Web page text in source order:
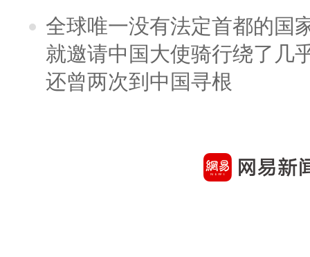
全球唯一没有法定首都的国
就邀请中国大使骑行绕了几
还曾两次到中国寻根